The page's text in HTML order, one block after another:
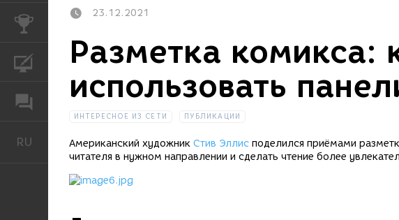
КОНКУРСЫ
КУРСЫ
ФОРУМ
RU Русский
23.12.2021
Разметка комикса:
использовать
ИНТЕРЕСНОЕ ИЗ СЕТИ ПУБЛИКАЦИИ
Американский художник Стив Эллис поделился приёмами
читателя в нужном направлении и сделать чтение более